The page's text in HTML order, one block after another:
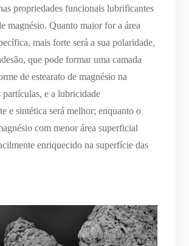
propriedades funcionais lubrificantes
magnésio. Quanto maior for a área
mais forte será a sua polaridade,
que pode formar uma camada
de estearato de magnésio na
partículas, e a lubricidade
e sintética será melhor; enquanto o
com menor área superficial
enriquecido na superfície das